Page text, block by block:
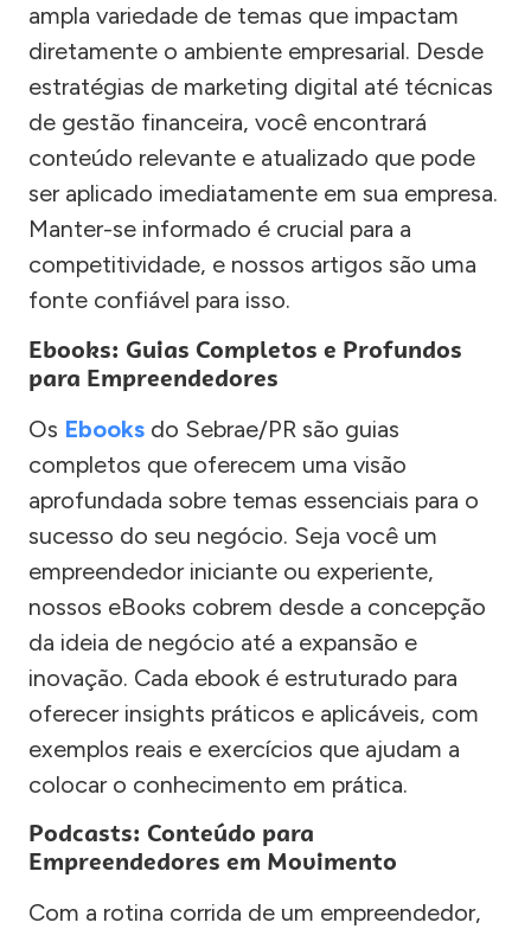
ampla variedade de temas que impactam
diretamente o ambiente empresarial. Desde
estratégias de marketing digital até técnicas
de gestão financeira, você encontrará
conteúdo relevante e atualizado que pode
ser aplicado imediatamente em sua empresa.
Manter-se informado é crucial para a
competitividade, e nossos artigos são uma
fonte confiável para isso.
Ebooks: Guias Completos e Profundos
para Empreendedores
Os Ebooks do Sebrae/PR são guias
completos que oferecem uma visão
aprofundada sobre temas essenciais para o
sucesso do seu negócio. Seja você um
empreendedor iniciante ou experiente,
nossos eBooks cobrem desde a concepção
da ideia de negócio até a expansão e
inovação. Cada ebook é estruturado para
oferecer insights práticos e aplicáveis, com
exemplos reais e exercícios que ajudam a
colocar o conhecimento em prática.
Podcasts: Conteúdo para
Empreendedores em Movimento
Com a rotina corrida de um empreendedor,